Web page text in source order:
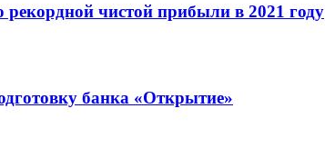
чистой прибыли в 2021 году
банка «Открытие»